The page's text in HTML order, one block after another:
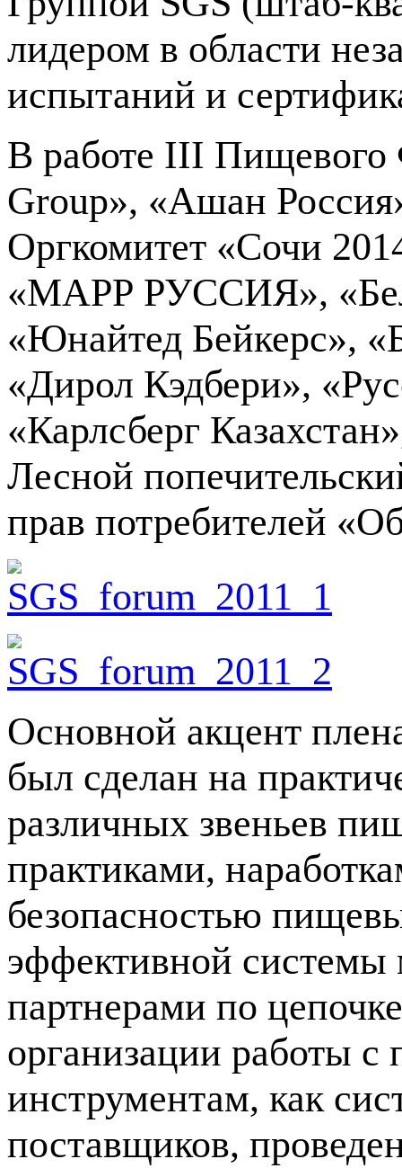
лидером в области
испытаний и
В работе III Пищевого
Group», «Ашан
Оргкомитет «Сочи
«МАРР РУССИЯ»,
«Юнайтед Бейкерс»,
«Дирол Кэдбери»,
«Карлсберг
Лесной
прав потребителей
Основной акцент
был сделан на
различных звеньев
практиками,
безопасностью
эффективной системы
партнерами по
организации работы
инструментам, как
поставщиков,